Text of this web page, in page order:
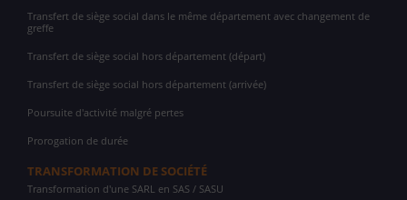
Transfert de siège social dans le même département avec changement de
greffe
Transfert de siège social hors département (départ)
Transfert de siège social hors département (arrivée)
Poursuite d'activité malgré pertes
Prorogation de durée
TRANSFORMATION DE SOCIÉTÉ
Transformation d'une SARL en SAS / SASU